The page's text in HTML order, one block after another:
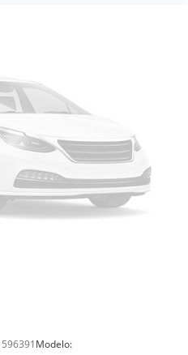
596391Modelo: